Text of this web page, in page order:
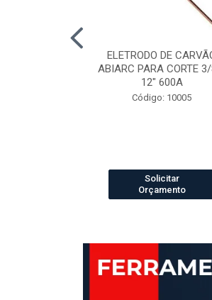
ELETRODO DE
ABIARC PARA CORTE
12" 600A
Código: 10005
Solicitar
Orçamento